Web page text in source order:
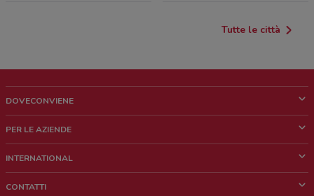
Tutte le città
DOVECONVIENE
Chi siamo
Lavora con noi
PER LE AZIENDE
Richieste commerciali e marketing
INTERNATIONAL
CONTATTI